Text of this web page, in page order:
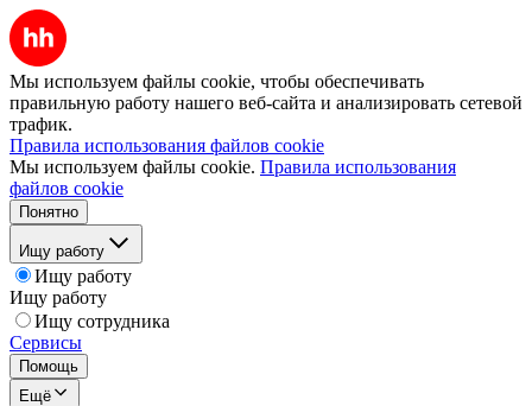
Мы используем файлы cookie, чтобы обеспечивать
правильную работу нашего веб-сайта и анализировать сетевой
трафик.
Правила использования файлов cookie
Мы используем файлы cookie. Правила использования
файлов cookie
Понятно
Ищу работу
Ищу работу
Ищу работу
Ищу сотрудника
Сервисы
Помощь
Ещё